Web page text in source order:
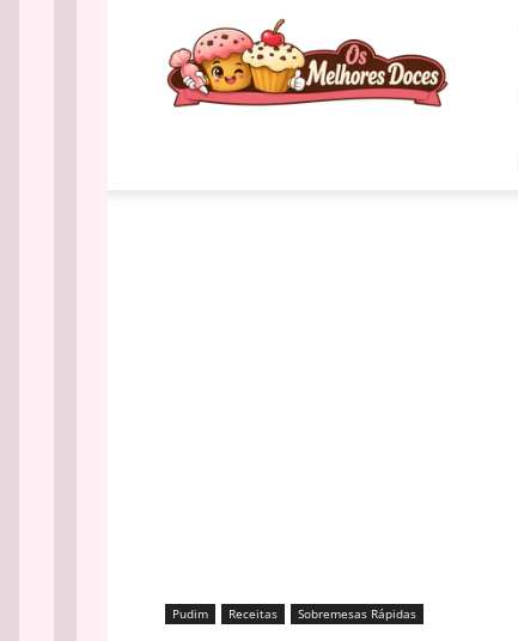
Melhores
Doces
Pudim Receitas Sobremesas Rápidas